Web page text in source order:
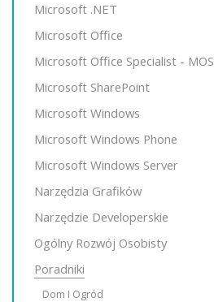
Microsoft .NET
Microsoft Office
Microsoft Office Specialist - MOS
Microsoft SharePoint
Microsoft Windows
Microsoft Windows Phone
Microsoft Windows Server
Narzędzia Grafików
Narzędzie Developerskie
Ogólny Rozwój Osobisty
Poradniki
Dom I Ogród